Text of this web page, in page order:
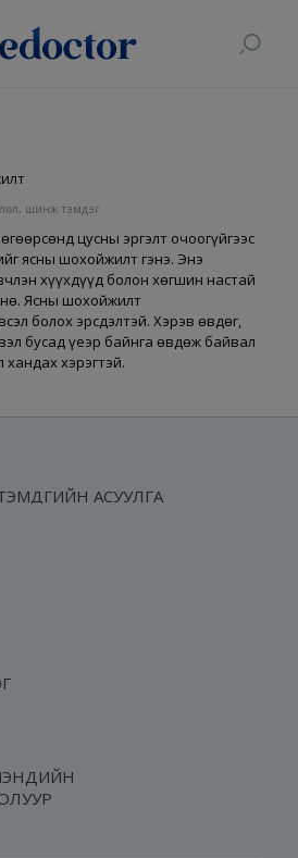
шинж тэмдэг
цусны эргэлт очоогүйгээс
ясны шохойжилт гэнэ. Энэ
хүүхдүүд болон хөгшин настай
Ясны шохойжилт
болох эрсдэлтэй. Хэрэв өвдөг,
бусад үеэр байнга өвдөж байвал
хэрэгтэй.
АСУУЛГА